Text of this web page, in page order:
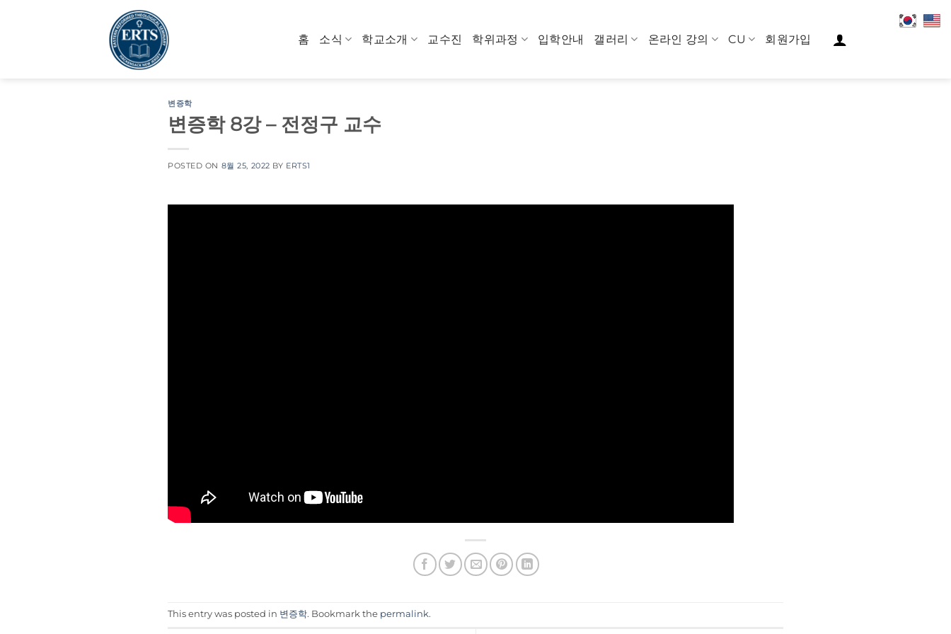
홈 소식 학교소개 교수진 학위과정 입학안내 갤러리 온라인 강의 CU 회원가입
변증학
변증학 8강 – 전정구 교수
POSTED ON 8월 25, 2022 BY ERTS1
This entry was posted in 변증학. Bookmark the permalink.